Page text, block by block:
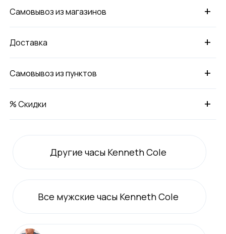
+
Самовывоз из магазинов
+
Доставка
+
Самовывоз из пунктов
+
% Скидки
Другие часы Kenneth Cole
Все мужские часы Kenneth Cole